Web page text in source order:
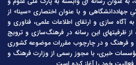
جهاددانشگاهی و با عنوان اختصاری «سینا» از
کمک به آگاه سازی و ارتقای اطلاعات علمی، فناوری و
از ظرفیتهای این رسانه در فرهنگ‌سازی و ترویج
و فرهنگ و در چارچوب مقررات موضوعه کشوری
خبری، با مجوز رسمی از وزارت فرهنگ و